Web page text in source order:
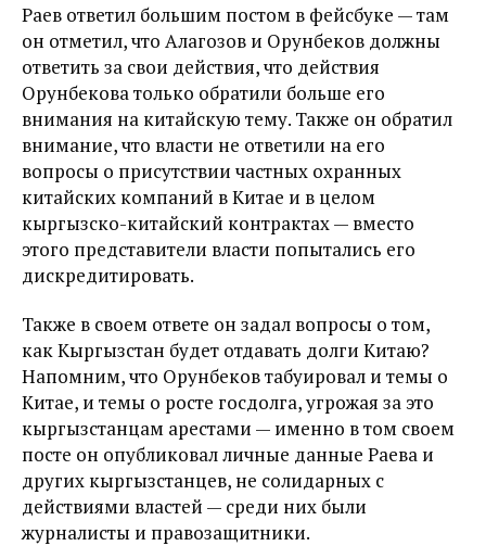
Раев ответил большим постом в фейсбуке — там
он отметил, что Алагозов и Орунбеков должны
ответить за свои действия, что действия
Орунбекова только обратили больше его
внимания на китайскую тему. Также он обратил
внимание, что власти не ответили на его
вопросы о присутствии частных охранных
китайских компаний в Китае и в целом
кыргызско-китайский контрактах — вместо
этого представители власти попытались его
дискредитировать.
Также в своем ответе он задал вопросы о том,
как Кыргызстан будет отдавать долги Китаю?
Напомним, что Орунбеков табуировал и темы о
Китае, и темы о росте госдолга, угрожая за это
кыргызстанцам арестами — именно в том своем
посте он опубликовал личные данные Раева и
других кыргызстанцев, не солидарных с
действиями властей — среди них были
журналисты и правозащитники.